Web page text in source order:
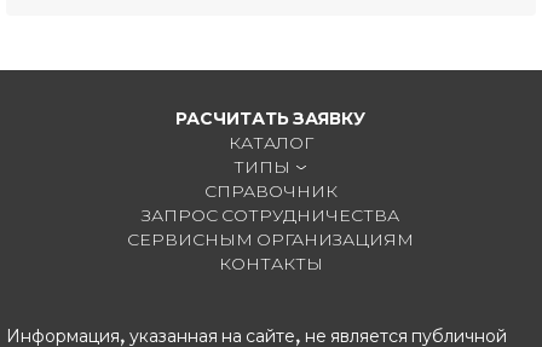
РАСЧИТАТЬ ЗАЯВКУ
КАТАЛОГ
ТИПЫ
СПРАВОЧНИК
ЗАПРОС СОТРУДНИЧЕСТВА
СЕРВИСНЫМ ОРГАНИЗАЦИЯМ
КОНТАКТЫ
Информация, указанная на сайте, не является публичной